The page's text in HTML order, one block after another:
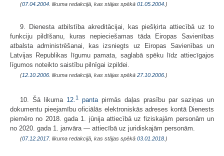
(07.04.2004 . likuma redakcijā, kas stājas spēkā 01.05.2004. )
9. Dienesta atbilstība akreditācijai, kas piešķirta attiecībā uz to
funkciju pildīšanu, kuras nepieciešamas tāda Eiropas Savienības
atbalsta administrēšanai, kas izsniegts uz Eiropas Savienības un
Latvijas Republikas līgumu pamata, saglabā spēku līdz attiecīgajos
līgumos noteikto saistību pilnīgai izpildei.
(12.10.2006 . likuma redakcijā, kas stājas spēkā 27.10.2006. )
10. Šā likuma 12.1 pantapirmās daļas prasību par saziņas un
dokumentu pieejamību oficiālās elektroniskās adreses kontā Dienests
piemēro no 2018. gada 1. jūnija attiecībā uz fiziskajām personām un
no 2020. gada 1. janvāra — attiecībā uz juridiskajām personām.
(07.12.2017. likuma redakcijā, kas stājas spēkā 03.01.2018. )